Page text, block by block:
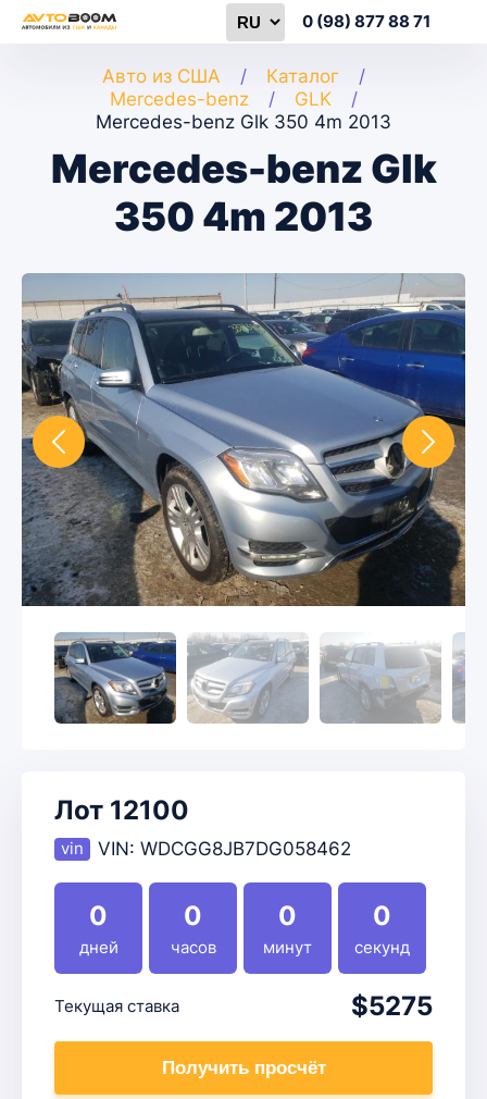
0 (98) 877 88 71
Авто из США
Каталог
Mercedes-benz
GLK
Mercedes-benz Glk 350 4m 2013
Mercedes-benz Glk
350 4m 2013
Лот 12100
VIN: WDCGG8JB7DG058462
0
дней
0
часов
0
минут
0
секунд
Текущая ставка $5275
Получить просчёт